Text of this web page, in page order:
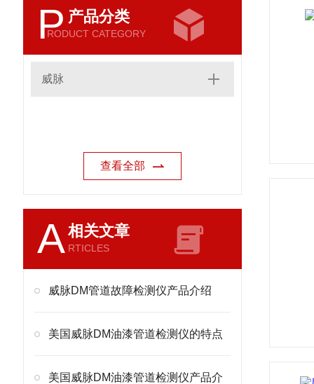
P 产品分类
RODUCT CATEGORY
威脉
查看全部
A相关文章
RTICLES
威脉DM管道故障检测仪产品介绍
美国威脉DM油漆管道检测仪的特点
美国威脉DM油漆管道检测仪产品介